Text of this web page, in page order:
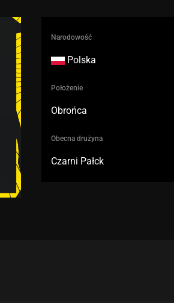
Narodowość
Polska
Położenie
Obrońca
Obecna drużyna
Czarni Pałck